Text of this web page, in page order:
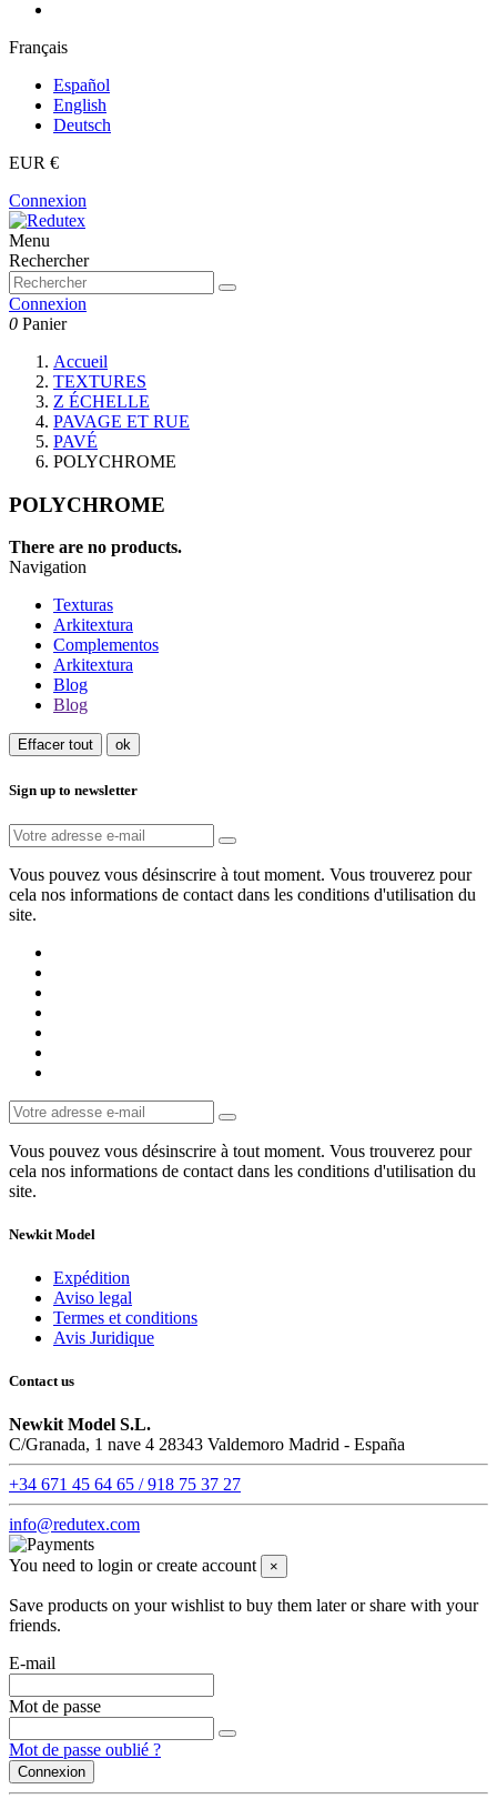
Français
Español
English
Deutsch
EUR €
Connexion
Menu
Rechercher
Connexion
0 Panier
Accueil
TEXTURES
Z ÉCHELLE
PAVAGE ET RUE
PAVÉ
POLYCHROME
POLYCHROME
There are no products.
Navigation
Texturas
Arkitextura
Complementos
Arkitextura
Blog
Blog
Effacer tout ok
Sign up to newsletter
Vous pouvez vous désinscrire à tout moment. Vous trouverez pour
cela nos informations de contact dans les conditions d'utilisation du
site.
Vous pouvez vous désinscrire à tout moment. Vous trouverez pour
cela nos informations de contact dans les conditions d'utilisation du
site.
Newkit Model
Expédition
Aviso legal
Termes et conditions
Avis Juridique
Contact us
Newkit Model S.L.
C/Granada, 1 nave 4 28343 Valdemoro Madrid - España
+34 671 45 64 65 / 918 75 37 27
info@redutex.com
You need to login or create account ×
Save products on your wishlist to buy them later or share with your
friends.
E-mail
Mot de passe
Mot de passe oublié ?
Connexion